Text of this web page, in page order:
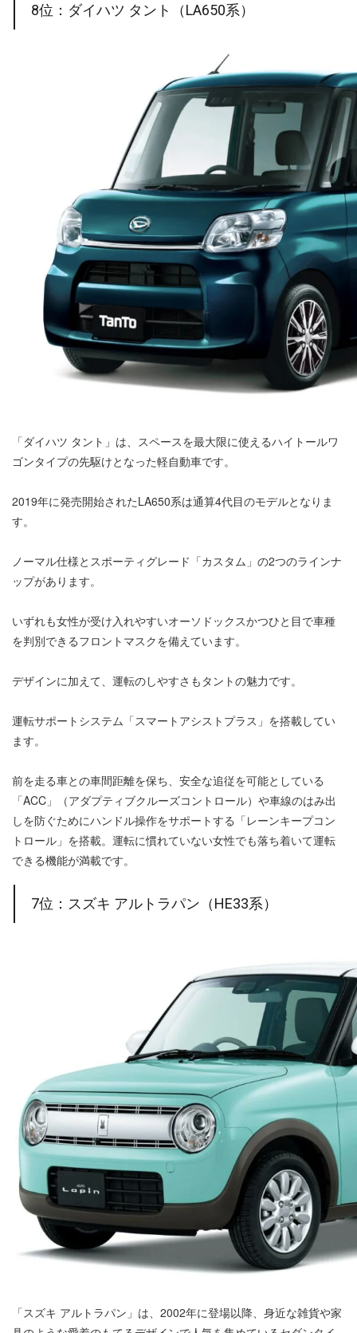
8位：ダイハツ タント（LA650系）
「ダイハツ タント」は、スペースを最大限に使えるハイトールワ
ゴンタイプの先駆けとなった軽自動車です。
2019年に発売開始されたLA650系は通算4代目のモデルとなりま
す。
ノーマル仕様とスポーティグレード「カスタム」の2つのラインナ
ップがあります。
いずれも女性が受け入れやすいオーソドックスかつひと目で車種
を判別できるフロントマスクを備えています。
デザインに加えて、運転のしやすさもタントの魅力です。
運転サポートシステム「スマートアシストプラス」を搭載してい
ます。
前を走る車との車間距離を保ち、安全な追従を可能としている
「ACC」（アダプティブクルーズコントロール）や車線のはみ出
しを防ぐためにハンドル操作をサポートする「レーンキープコン
トロール」を搭載。運転に慣れていない女性でも落ち着いて運転
できる機能が満載です。
7位：スズキ アルトラパン（HE33系）
「スズキ アルトラパン」は、2002年に登場以降、身近な雑貨や家